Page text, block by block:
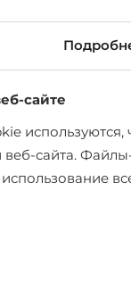
сайте
используются,
веб-сайта.